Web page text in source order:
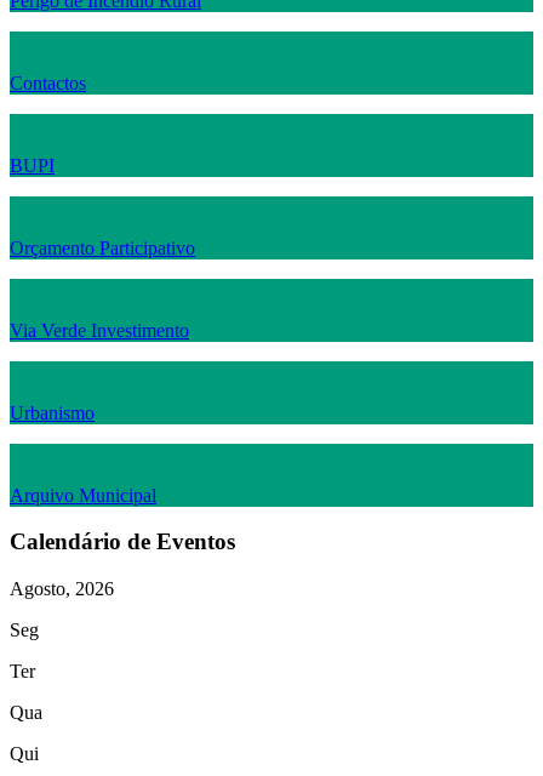
Contactos
BUPI
Orçamento Participativo
Via Verde Investimento
Urbanismo
Arquivo Municipal
Calendário de Eventos
Agosto, 2026
Seg
Ter
Qua
Qui